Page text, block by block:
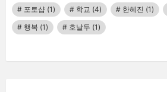
포토샵 (1) 학교 (4) 한혜진 (1)
행복 (1) 호날두 (1)